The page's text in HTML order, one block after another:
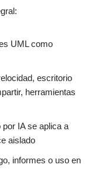
UML como
escritorio
herramientas
por IA se aplica a
aislado
informes o uso en